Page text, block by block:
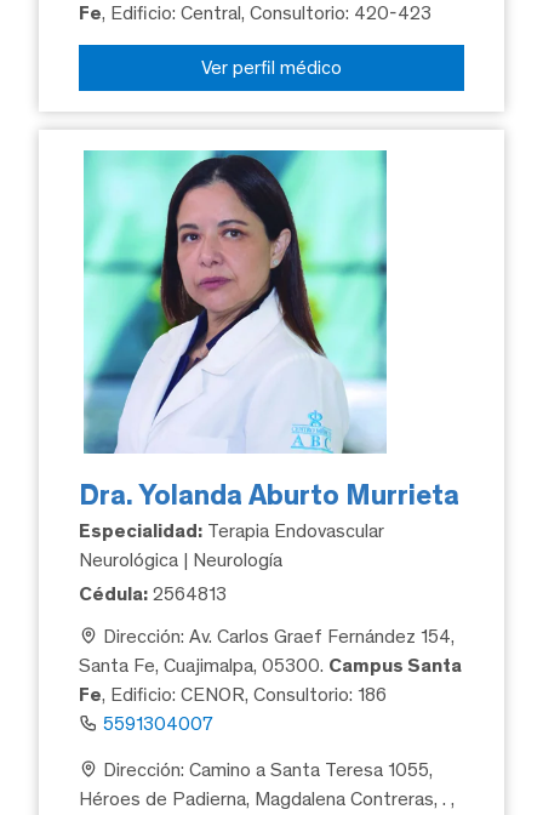
Fe, Edificio: Central, Consultorio: 420-423
Ver perfil médico
Dra. Yolanda Aburto Murrieta
Especialidad: Terapia Endovascular
Neurológica | Neurología
Cédula: 2564813
Dirección: Av. Carlos Graef Fernández 154,
Santa Fe, Cuajimalpa, 05300. Campus Santa
Fe, Edificio: CENOR, Consultorio: 186
5591304007
Dirección: Camino a Santa Teresa 1055,
Héroes de Padierna, Magdalena Contreras, .,